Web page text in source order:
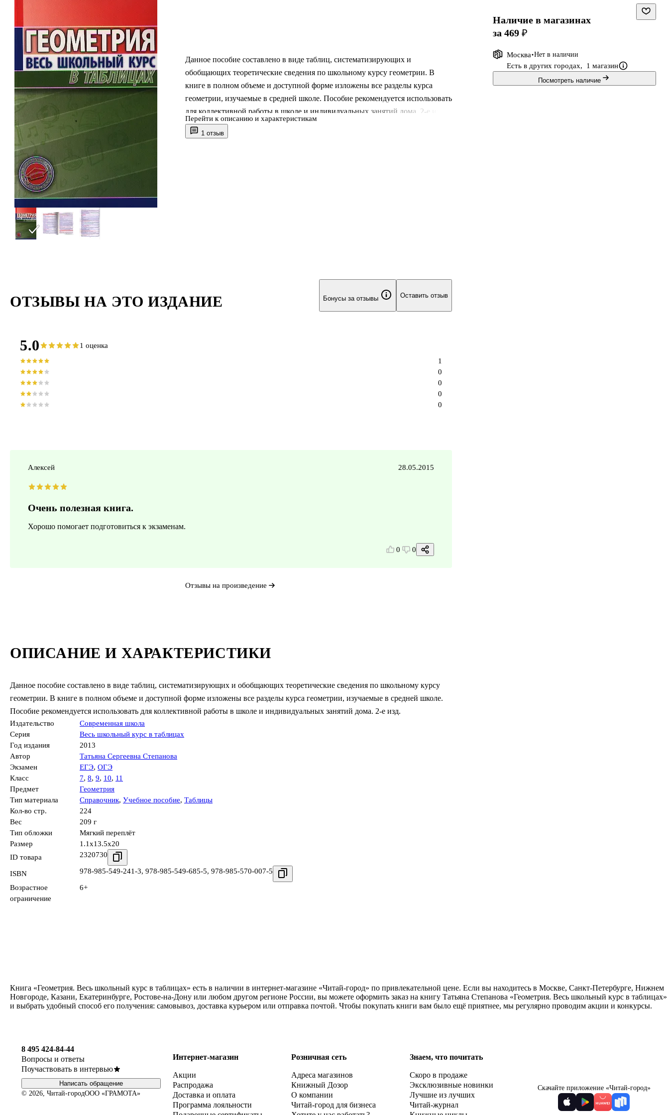
1 отзыв
Данное пособие составлено в виде таблиц, систематизирующих и
обобщающих теоретические сведения по школьному курсу геометрии. В
книге в полном объеме и доступной форме изложены все разделы курса
геометрии, изучаемые в средней школе. Пособие рекомендуется использовать
для коллективной работы в школе и индивидуальных занятий дома. 2-е изд.
Перейти к описанию и характеристикам
Наличие в магазинах
за 469 ₽
Москва Нет в наличии
Есть в других городах, 1 магазин
Посмотреть наличие
ОПИСАНИЕ И ХАРАКТЕРИСТИКИ
Данное пособие составлено в виде таблиц, систематизирующих и обобщающих теоретические сведения по школьному курсу
геометрии. В книге в полном объеме и доступной форме изложены все разделы курса геометрии, изучаемые в средней школе.
Пособие рекомендуется использовать для коллективной работы в школе и индивидуальных занятий дома. 2-е изд.
Издательство
Современная школа
Серия
Весь школьный курс в таблицах
Год издания
2013
Автор
Татьяна Сергеевна Степанова
Экзамен
ЕГЭ, ОГЭ
Класс
7, 8, 9, 10, 11
Предмет
Геометрия
Тип материала
Справочник, Учебное пособие, Таблицы
Кол-во стр.
224
Вес
209 г
Тип обложки
Мягкий переплёт
Размер
1.1x13.5x20
ID товара
2320730
ISBN 978-985-549-241-3, 978-985-549-685-5, 978-985-570-007-5
Возрастное
ограничение
6+
ОТЗЫВЫ НА ЭТО ИЗДАНИЕ Бонусы за отзывы Оставить отзыв
5.0 1 оценка
0
0
0
0
1
Алексей 28.05.2015
Очень полезная книга.
Хорошо помогает подготовиться к экзаменам.
0 0
Отзывы на произведение
Книга «Геометрия. Весь школьный курс в таблицах» есть в наличии в интернет-магазине «Читай-город» по привлекательной цене. Если вы находитесь в Москве, Санкт-Петербурге, Нижнем
Новгороде, Казани, Екатеринбурге, Ростове-на-Дону или любом другом регионе России, вы можете оформить заказ на книгу Татьяна Степанова «Геометрия. Весь школьный курс в таблицах»
и выбрать удобный способ его получения: самовывоз, доставка курьером или отправка почтой. Чтобы покупать книги вам было ещё приятнее, мы регулярно проводим акции и конкурсы.
8 495 424-84-44
Вопросы и ответы
Поучаствовать в интервью
Написать обращение
© 2026, Читай-городООО «ГРАМОТА»
Интернет-магазин
Акции
Распродажа
Доставка и оплата
Программа лояльности
Розничная сеть
Адреса магазинов
Книжный Дозор
О компании
Читай-город для бизнеса
Знаем, что почитать
Скоро в продаже
Эксклюзивные новинки
Лучшие из лучших
Читай-журнал
Скачайте приложение «Читай-город»